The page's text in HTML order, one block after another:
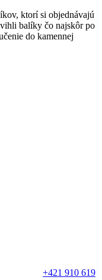
ktorí si objednávajú
balíky čo najskôr po
do kamennej
+421 910 619